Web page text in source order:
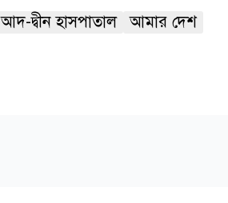
আদ-দ্বীন হাসপাতাল আমার দেশ